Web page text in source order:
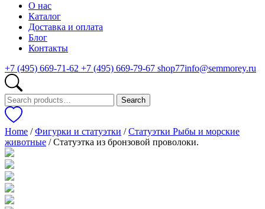
О нас
Каталог
Доставка и оплата
Блог
Контакты
+7 (495) 669-71-62 +7 (495) 669-79-67 shop77info@semmorey.ru
Search
for:
Search
Home /Фигурки и статуэтки /Статуэтки Рыбы и морские
животные / Статуэтка из бронзовой проволоки.